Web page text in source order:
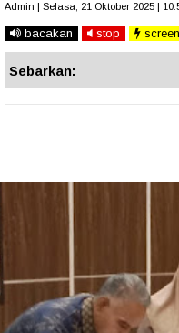
Admin | Selasa, 21 Oktober 2025 |
bacakan stop screen
Sebarkan: